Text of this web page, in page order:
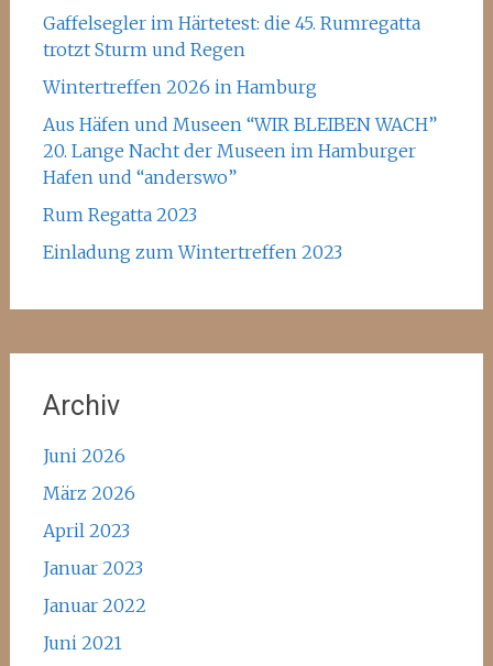
Gaffelsegler im Härtetest: die 45. Rumregatta
trotzt Sturm und Regen
Wintertreffen 2026 in Hamburg
Aus Häfen und Museen “WIR BLEIBEN WACH”
20. Lange Nacht der Museen im Hamburger
Hafen und “anderswo”
Rum Regatta 2023
Einladung zum Wintertreffen 2023
Archiv
Juni 2026
März 2026
April 2023
Januar 2023
Januar 2022
Juni 2021